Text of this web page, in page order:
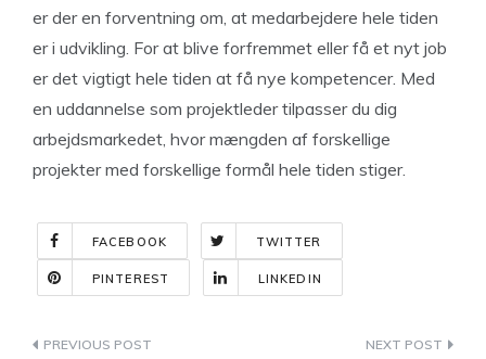
er der en forventning om, at medarbejdere hele tiden
er i udvikling. For at blive forfremmet eller få et nyt job
er det vigtigt hele tiden at få nye kompetencer. Med
en uddannelse som projektleder tilpasser du dig
arbejdsmarkedet, hvor mængden af forskellige
projekter med forskellige formål hele tiden stiger.
FACEBOOK TWITTER
PINTEREST LINKEDIN
Indlægsnavigation